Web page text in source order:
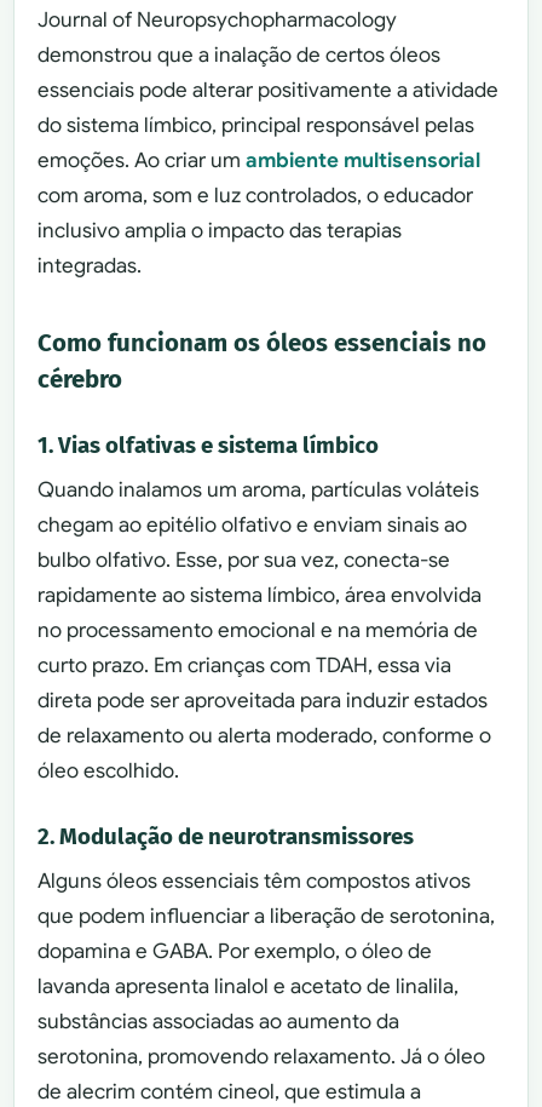
Journal of Neuropsychopharmacology
demonstrou que a inalação de certos óleos
essenciais pode alterar positivamente a atividade
do sistema límbico, principal responsável pelas
emoções. Ao criar umambiente multisensorial
com aroma, som e luz controlados, o educador
inclusivo amplia o impacto das terapias
integradas.
Como funcionam os óleos essenciais no
cérebro
1. Vias olfativas e sistema límbico
Quando inalamos um aroma, partículas voláteis
chegam ao epitélio olfativo e enviam sinais ao
bulbo olfativo. Esse, por sua vez, conecta-se
rapidamente ao sistema límbico, área envolvida
no processamento emocional e na memória de
curto prazo. Em crianças com TDAH, essa via
direta pode ser aproveitada para induzir estados
de relaxamento ou alerta moderado, conforme o
óleo escolhido.
2. Modulação de neurotransmissores
Alguns óleos essenciais têm compostos ativos
que podem influenciar a liberação de serotonina,
dopamina e GABA. Por exemplo, o óleo de
lavanda apresenta linalol e acetato de linalila,
substâncias associadas ao aumento da
serotonina, promovendo relaxamento. Já o óleo
de alecrim contém cineol, que estimula a